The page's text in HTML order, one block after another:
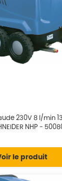
230V 8 l/min
NHP -
le produit